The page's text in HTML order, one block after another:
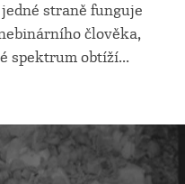
straně funguje
člověka,
spektrum obtíží...